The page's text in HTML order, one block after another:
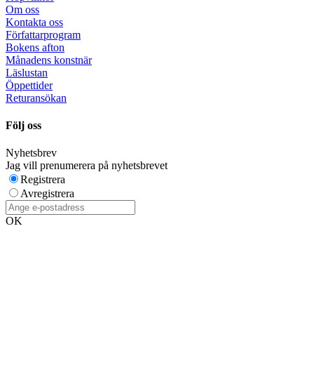
Om oss
Kontakta oss
Författarprogram
Bokens afton
Månadens konstnär
Läslustan
Öppettider
Returansökan
Följ oss
Nyhetsbrev
Jag vill prenumerera på nyhetsbrevet
Registrera
Avregistrera
OK